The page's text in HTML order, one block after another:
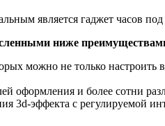
является гаджет часов
ниже
можно не только
оформления и более сотни
3d-эффекта с регулируемой